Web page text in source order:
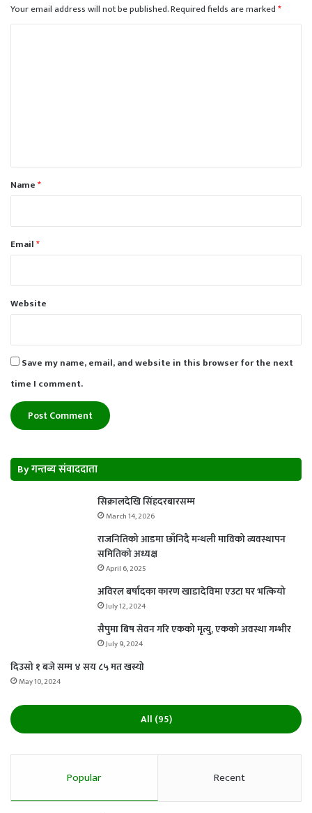
Your email address will not be published.Required fields are marked*
*Name*
Email*
Website
Save my name, email, and website in this browser for the next
time I comment.
By गन्तब्य संवाददाता
सिक्रालदेखि सिंहदरबारसम्म
March 14, 2026
राजनितिको आडमा छाँनिदै मन्थली माविको व्यवस्थापन
समितिको अध्यक्ष
April 6, 2025
अविरल बर्षादका कारण खाडादेविमा एउटा घर भत्कियो
July 12, 2024
सैपुमा बिष सेवन गरि एकको मृत्यु, एकको अवस्था गम्भीर
July 9, 2024
दिउसो १ बजे सम्म ४ सय ८५ मत खस्यो
May 10, 2024
All (95)
Popular Recent